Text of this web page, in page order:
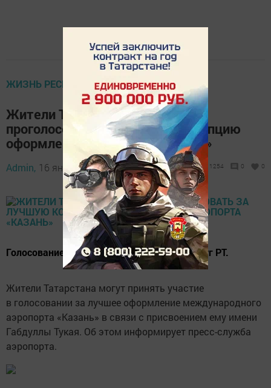
ЖИЗНЬ РЕСПУБЛИКИ
Жители Татарстана могут
проголосовать за лучшую концепцию
оформления аэропорта «Казань»
Admin, 16 января 2020 - 15:43 1254 0 0
Голосование стартовало на портале госуслуг РТ.
Жители Татарстана могут принять участие
в голосовании за лучшее оформление международного
аэропорта «Казань» в связи с присвоением ему имени
Габдуллы Тукая. Об этом информирует пресс-служба
аэропорта.